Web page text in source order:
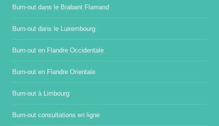
Burn-out dans le Brabant Flamand
Burn-out dans le Luxembourg
Burn-out en Flandre Occidentale
Burn-out en Flandre Orientale
Burn-out à Limbourg
Burn-out consultations en ligne